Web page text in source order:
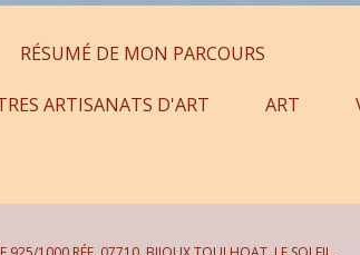
RÉSUMÉ DE MON PARCOURS
ARTISANATS D'ART ART